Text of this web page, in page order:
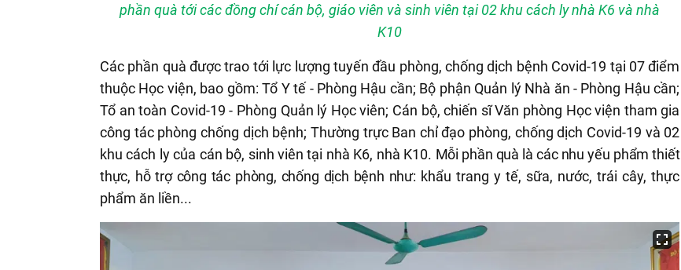
phần quà tới các đồng chí cán bộ, giáo viên và sinh viên tại 02 khu cách ly nhà K6 và nhà
K10
Các phần quà được trao tới lực lượng tuyến đầu phòng, chống dịch bệnh Covid-19 tại 07 điểm
thuộc Học viện, bao gồm: Tổ Y tế - Phòng Hậu cần; Bộ phận Quản lý Nhà ăn - Phòng Hậu cần;
Tổ an toàn Covid-19 - Phòng Quản lý Học viên; Cán bộ, chiến sĩ Văn phòng Học viện tham gia
công tác phòng chống dịch bệnh; Thường trực Ban chỉ đạo phòng, chống dịch Covid-19 và 02
khu cách ly của cán bộ, sinh viên tại nhà K6, nhà K10. Mỗi phần quà là các nhu yếu phẩm thiết
thực, hỗ trợ công tác phòng, chống dịch bệnh như: khẩu trang y tế, sữa, nước, trái cây, thực
phẩm ăn liền...